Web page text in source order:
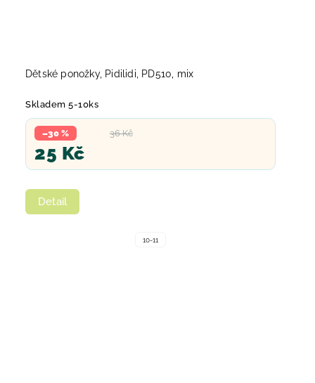
Dětské ponožky, Pidilidi, PD510, mix
Skladem 5-10ks
36 Kč
–30 %
25 Kč
Detail
10-11